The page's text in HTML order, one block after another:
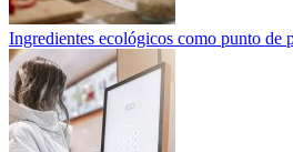
Ingredientes ecológicos como punto de